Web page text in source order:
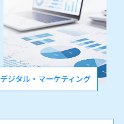
デジタル・マーケティング